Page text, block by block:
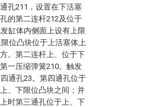
孔211，设置在下活塞
的第二连杆212及位于
缸体内侧面上设有上限
位凸块位于上活塞体上
。第二连杆上、位于下
一压缩弹簧210。触发
通孔23。第四通孔位于
、下限位凸块之间；并
时第三通孔位于上、下